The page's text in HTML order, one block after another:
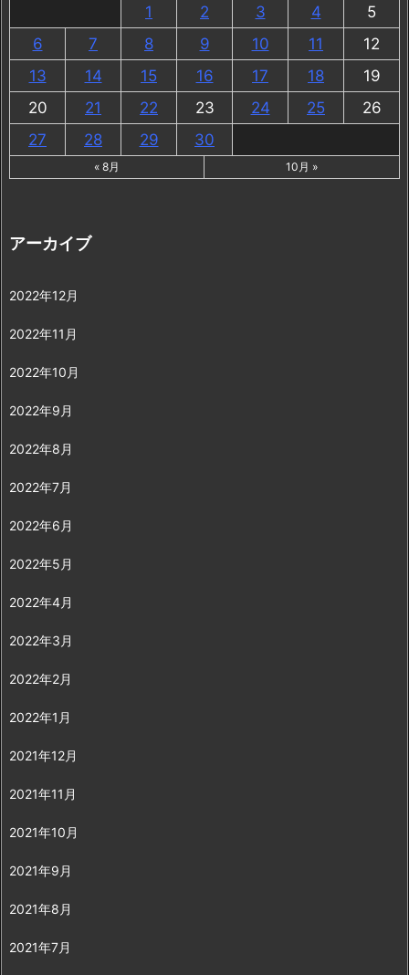
1
2 3 4
5
6
7 8 9 10 11
12
13
14 15 16 17 18
19
20
21 22 23 24 25
26
27
28 29 30
« 8月 10月 »
アーカイブ
2022年12月
2022年11月
2022年10月
2022年9月
2022年8月
2022年7月
2022年6月
2022年5月
2022年4月
2022年3月
2022年2月
2022年1月
2021年12月
2021年11月
2021年10月
2021年9月
2021年8月
2021年7月